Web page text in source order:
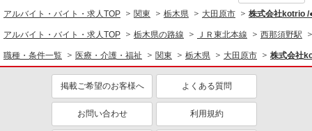
医療・介護・福祉
看護師・保健師・看護助手・助産師
同じ特徴から求人を探す
未経験歓迎
ミドル（40代～）活躍中
ボーナス・賞与あり
車通勤OK
アルバイト・バイト・求人TOP 関東 栃木県 大田原市 株式会社kotrio /
アルバイト・バイト・求人TOP 栃木県の路線 ＪＲ東北本線 西那須野駅
職種・条件一覧 医療・介護・福祉 関東 栃木県 大田原市 株式会社
掲載ご希望のお客様へ よくある質問
お問い合わせ 利用規約